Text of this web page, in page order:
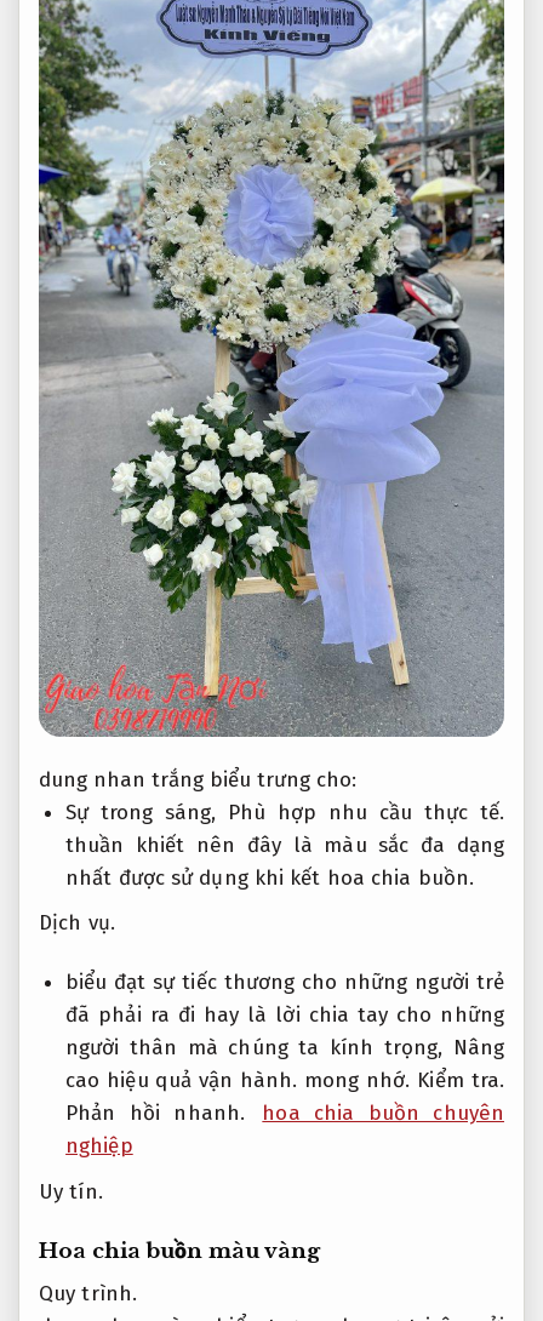
dung nhan trắng biểu trưng cho:
Sự trong sáng, Phù hợp nhu cầu thực tế.
thuần khiết nên đây là màu sắc đa dạng
nhất được sử dụng khi kết hoa chia buồn.
Dịch vụ.
biểu đạt sự tiếc thương cho những người trẻ
đã phải ra đi hay là lời chia tay cho những
người thân mà chúng ta kính trọng, Nâng
cao hiệu quả vận hành. mong nhớ. Kiểm tra.
Phản hồi nhanh.
hoa chia buồn chuyên
nghiệp
Uy tín.
Hoa chia buồn màu vàng
Quy trình.